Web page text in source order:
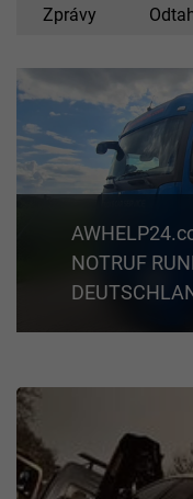
Zprávy
NOTRUF